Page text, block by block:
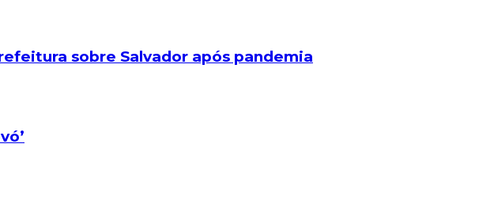
sobre Salvador após pandemia